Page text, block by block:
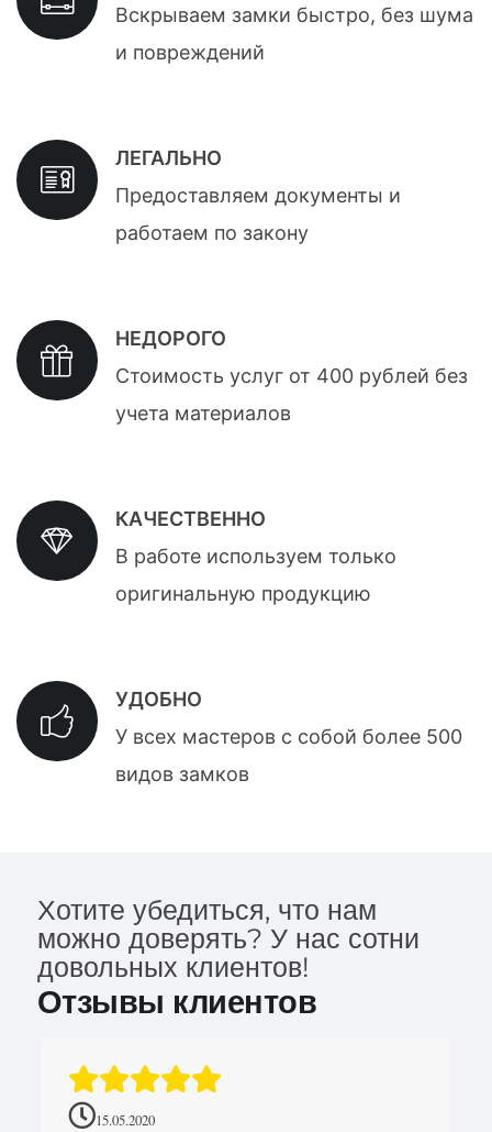
Вскрываем замки быстро, без шума
и повреждений
ЛЕГАЛЬНО
Предоставляем документы и
работаем по закону
НЕДОРОГО
Стоимость услуг от 400 рублей без
учета материалов
КАЧЕСТВЕННО
В работе используем только
оригинальную продукцию
УДОБНО
У всех мастеров с собой более 500
видов замков
Хотите убедиться, что нам
можно доверять? У нас сотни
довольных клиентов!
Отзывы клиентов
15.05.2020